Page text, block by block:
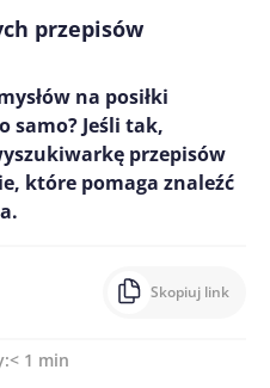
przepisów
na posiłki
samo? Jeśli tak,
przepisów
które pomaga znaleźć
Skopiuj link
< 1 min